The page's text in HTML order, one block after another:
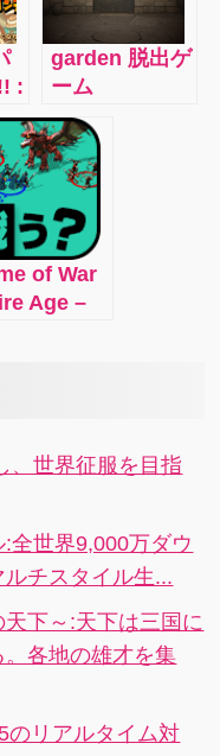
クターを操作
しドラゴンを
倒しレアユニ
ットをゲッ
ト！初心者で
も簡単プレ
イ！
:
garden 脱出ゲ
ーム
of War
Age –
GAME!
、世界征服を目指
全世界9,000万ダウ
チスタイル生...
下～:天下は三国に
各地の雄才を集
のリアルタイム対